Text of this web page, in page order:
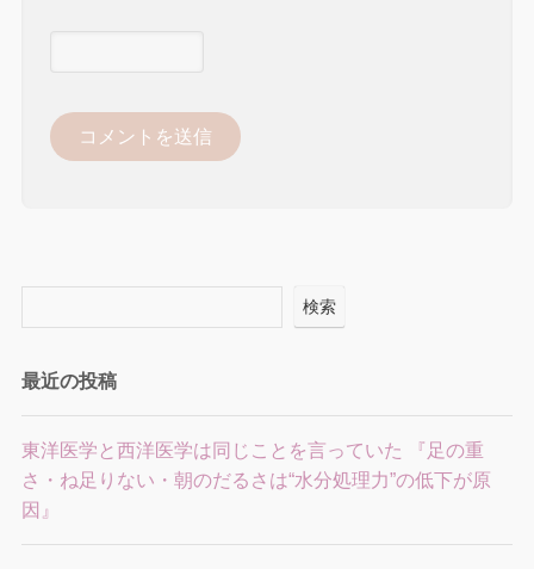
検索
最近の投稿
東洋医学と西洋医学は同じことを言っていた 『足の重
さ・ね足りない・朝のだるさは“水分処理力”の低下が原
因』